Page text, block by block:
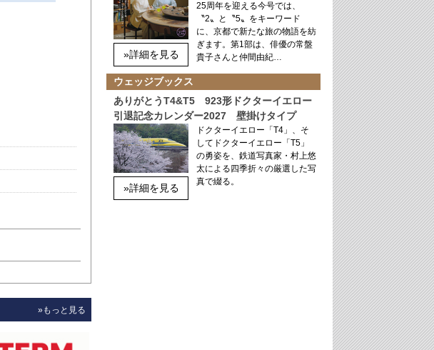
»もっと見る
»詳細を見る
25周年を迎える今号では、
〝2〟と〝5〟をキーワード
に、京都で新たな旅の物語を紡
ぎます。第1部は、俳優の常盤
貴子さんと仲間由紀…
ウェッジブックス
ありがとうT4&T5 923形ドクターイエロー
引退記念カレンダー2027 壁掛けタイプ
»詳細を見る
ドクターイエロー「T4」、そ
してドクターイエロー「T5」
の勇姿を、鉄道写真家・村上悠
太による四季折々の厳選した写
真で綴る。